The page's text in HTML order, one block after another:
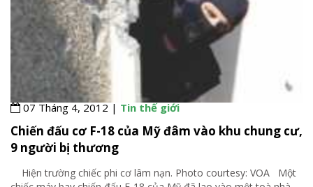
07 Tháng 4, 2012 | Tin thế giới
Chiến đấu cơ F-18 của Mỹ đâm vào khu chung cư,
9 người bị thương
Hiện trường chiếc phi cơ lâm nạn. Photo courtesy: VOA Một